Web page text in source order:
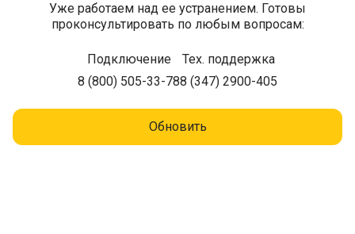
Уже работаем над ее устранением. Готовы
проконсультировать по любым вопросам:
Подключение
8 (800) 505-33-78
Тех. поддержка
8 (347) 2900-405
Обновить